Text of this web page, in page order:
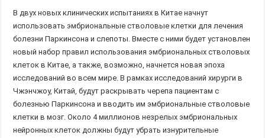
В двух новых клинических испытаниях в Китае начнут
использовать эмбриональные стволовые клетки для лечения
болезни Паркинсона и слепоты. Вместе с ними будет установлен
новый набор правил использования эмбриональных стволовых
клеток в Китае, а также, возможно, начнется новая эпоха
исследований во всем мире. В рамках исследований хирурги в
Чжэнчжоу, Китай, будут раскрывать черепа пациентам с
болезнью Паркинсона и вводить им эмбриональные стволовые
клетки в мозг. Около 4 миллионов незрелых эмбриональных
нейронных клеток должны будут убрать изнурительные